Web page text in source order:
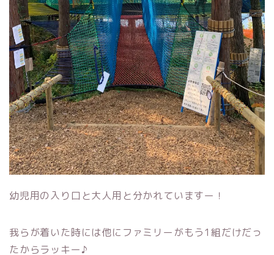
幼児用の入り口と大人用と分かれていますー！
我らが着いた時には他にファミリーがもう1組だけだっ
たからラッキー♪